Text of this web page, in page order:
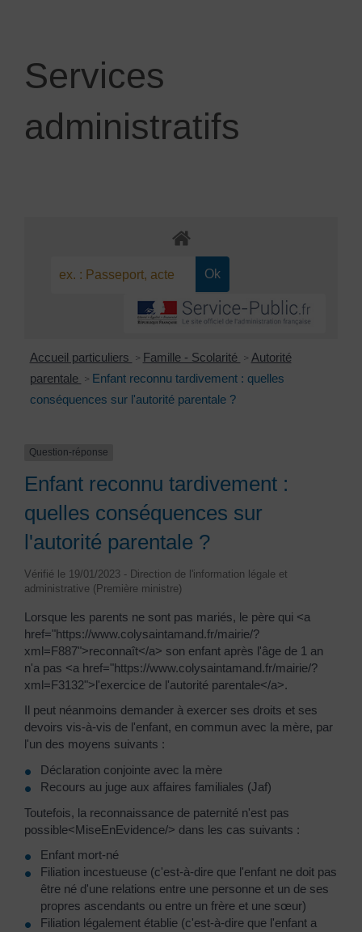
Services
administratifs
Accueil particuliers > Famille - Scolarité > Autorité
parentale > Enfant reconnu tardivement : quelles
conséquences sur l'autorité parentale ?
Question-réponse
Enfant reconnu tardivement :
quelles conséquences sur
l'autorité parentale ?
Vérifié le 19/01/2023 - Direction de l'information légale et
administrative (Première ministre)
Lorsque les parents ne sont pas mariés, le père qui <a
href="https://www.colysaintamand.fr/mairie/?
xml=F887">reconnaît</a> son enfant après l'âge de 1 an
n'a pas <a href="https://www.colysaintamand.fr/mairie/?
xml=F3132">l'exercice de l'autorité parentale</a>.
Il peut néanmoins demander à exercer ses droits et ses
devoirs vis-à-vis de l'enfant, en commun avec la mère, par
l'un des moyens suivants :
Déclaration conjointe avec la mère
Recours au juge aux affaires familiales (Jaf)
Toutefois, la reconnaissance de paternité n'est pas
possible<MiseEnEvidence/> dans les cas suivants :
Enfant mort-né
Filiation incestueuse (c'est-à-dire que l'enfant ne doit pas
être né d'une relations entre une personne et un de ses
propres ascendants ou entre un frère et une sœur)
Filiation légalement établie (c'est-à-dire que l'enfant a